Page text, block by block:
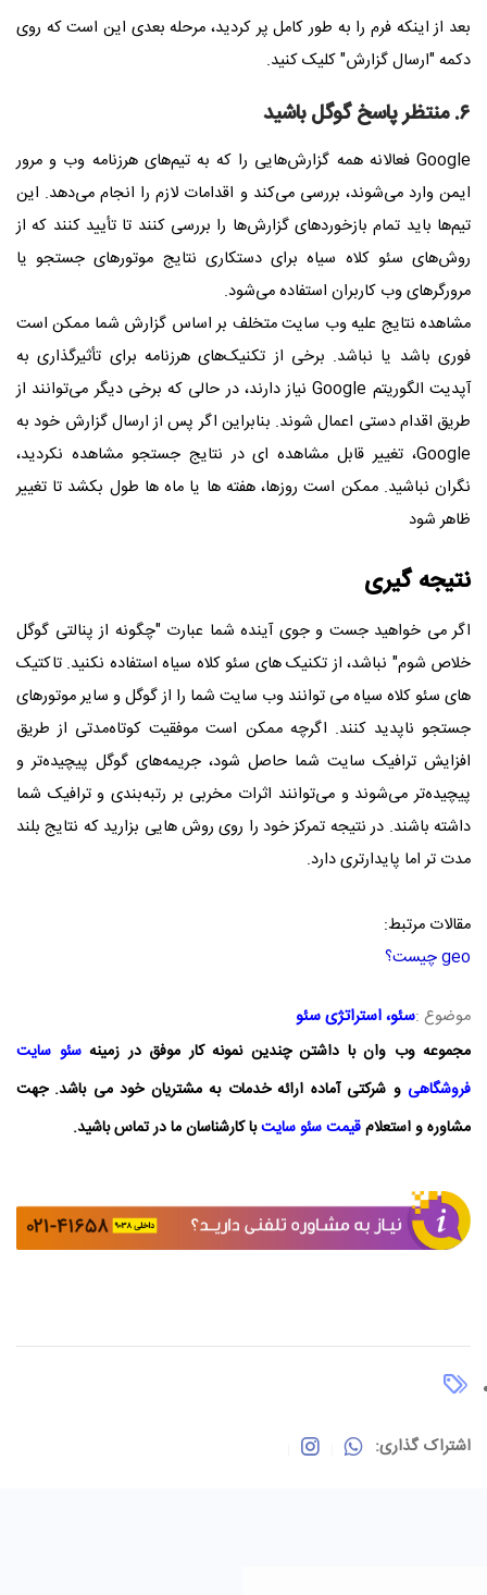
بعد از اینکه فرم را به طور کامل پر کردید، مرحله بعدی این است که روی
دکمه "ارسال گزارش" کلیک کنید.
۶. منتظر پاسخ گوگل باشید
Google فعالانه همه گزارش‌هایی را که به تیم‌های هرزنامه وب و مرور
ایمن وارد می‌شوند، بررسی می‌کند و اقدامات لازم را انجام می‌دهد. این
تیم‌ها باید تمام بازخوردهای گزارش‌ها را بررسی کنند تا تأیید کنند که از
روش‌های سئو کلاه سیاه برای دستکاری نتایج موتورهای جستجو یا
مرورگرهای وب کاربران استفاده می‌شود.
مشاهده نتایج علیه وب سایت متخلف بر اساس گزارش شما ممکن است
فوری باشد یا نباشد. برخی از تکنیک‌های هرزنامه برای تأثیرگذاری به
آپدیت الگوریتم Googleنیاز دارند، در حالی که برخی دیگر می‌توانند از
طریق اقدام دستی اعمال شوند. بنابراین اگر پس از ارسال گزارش خود به
Google، تغییر قابل مشاهده ای در نتایج جستجو مشاهده نکردید،
نگران نباشید. ممکن است روزها، هفته ها یا ماه ها طول بکشد تا تغییر
ظاهر شود
نتیجه گیری
اگر می خواهید جست و جوی آینده شما عبارت "چگونه از پنالتی گوگل
خلاص شوم" نباشد، از تکنیک های سئو کلاه سیاه استفاده نکنید. تاکتیک
های سئو کلاه سیاه می توانند وب سایت شما را از گوگل و سایر موتورهای
جستجو ناپدید کنند. اگرچه ممکن است موفقیت کوتاه‌مدتی از طریق
افزایش ترافیک سایت شما حاصل شود، جریمه‌های گوگل پیچیده‌تر و
پیچیده‌تر می‌شوند و می‌توانند اثرات مخربی بر رتبه‌بندی و ترافیک شما
داشته باشند. در نتیجه تمرکز خود را روی روش هایی بزارید که نتایج بلند
مدت تر اما پایدارتری دارد.
مقالات مرتبط:
geo چیست؟
موضوع :سئو،استراتژی سئو
مجموعهوب وان با داشتن چندین نمونه کار موفق در زمینهسئو سایت
فروشگاهی و شرکتی آماده ارائه خدمات به مشتریان خود می باشد. جهت
مشاوره و استعلامقیمت سئو سایتبا کارشناسان ما در تماس باشید.
اشتراک گذاری: